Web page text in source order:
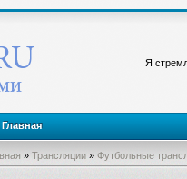
Я
Главная
» Трансляции » Футбольные